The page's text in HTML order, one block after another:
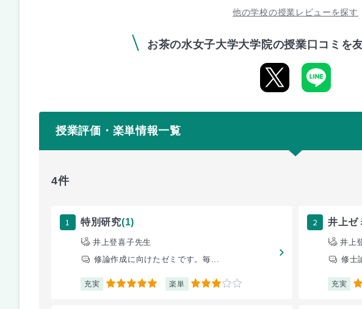
他の学校の授業レビューを探す
お茶の水女子大学大学院の授業口コミを
授業評価・楽単情報一覧
4件
1 特別研究(1)
井上登喜子先生
修論作成に向けたゼミです。毎...
充実 5 楽単 3
2 井上ゼ
井上
修士
充実 4